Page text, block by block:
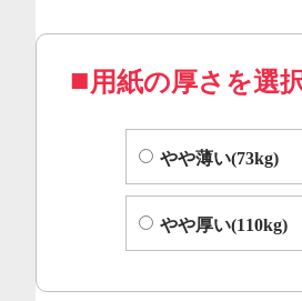
用紙の厚さを選
やや薄い(73kg)
やや厚い(110kg)